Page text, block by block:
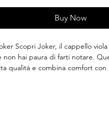
Buy Now
Scopri Joker, il cappello
hai paura di farti notare.
qualità e combina comfort
in 3D sulla parte anteriore.
Woed. Lo strato di sughero